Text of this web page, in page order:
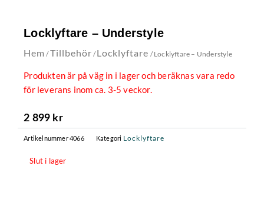
Locklyftare – Understyle
Hem /Tillbehör /Locklyftare / Locklyftare – Understyle
Produkten är på väg in i lager och beräknas vara redo
för leverans inom ca. 3-5 veckor.
2 899 kr
Artikelnummer4066 Kategori Locklyftare
Slut i lager